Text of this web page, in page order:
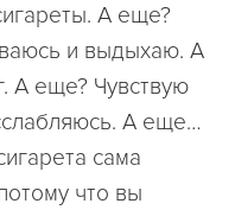
А еще?
и выдыхаю. А
А еще? Чувствую
А еще…
сама
что вы